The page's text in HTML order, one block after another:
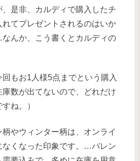
是非、カルディで購入したチ
れてプレゼントされるのはいか
んか、こう書くとカルディの
もお1人様5点までという購入
数が出てないので、どれだけ
ね。）
やウィンター柄は、オンライ
なくなった印象です。…バレン